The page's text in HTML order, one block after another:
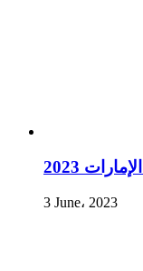
2023
3 June، 2023